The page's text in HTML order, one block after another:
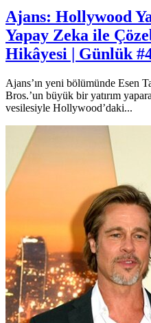
Ajans: Hollywood
Yapay Zeka ile
Hikâyesi | Günlük
Ajans’ın yeni bölümünde Esen
Bros.’un büyük bir yatırım
vesilesiyle Hollywood’daki...